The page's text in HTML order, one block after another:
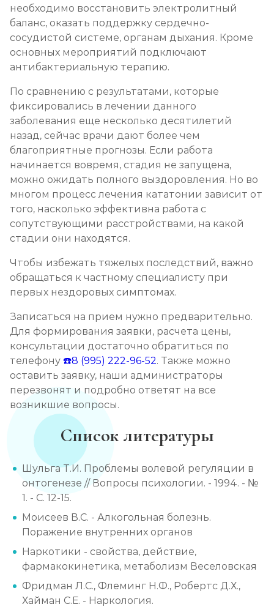
необходимо восстановить электролитный
баланс, оказать поддержку сердечно-
сосудистой системе, органам дыхания. Кроме
основных мероприятий подключают
антибактериальную терапию.
По сравнению с результатами, которые
фиксировались в лечении данного
заболевания еще несколько десятилетий
назад, сейчас врачи дают более чем
благоприятные прогнозы. Если работа
начинается вовремя, стадия не запущена,
можно ожидать полного выздоровления. Но во
многом процесс лечения кататонии зависит от
того, насколько эффективна работа с
сопутствующими расстройствами, на какой
стадии они находятся.
Чтобы избежать тяжелых последствий, важно
обращаться к частному специалисту при
первых нездоровых симптомах.
Записаться на прием нужно предварительно.
Для формирования заявки, расчета цены,
консультации достаточно обратиться по
телефону ☎️8 (995) 222-96-52. Также можно
оставить заявку, наши администраторы
перезвонят и подробно ответят на все
возникшие вопросы.
Список литературы
Шульга Т.И. Проблемы волевой регуляции в
онтогенезе // Вопросы психологии. - 1994. - №
1. - С. 12-15.
Моисеев В.С. - Алкогольная болезнь.
Поражение внутренних органов
Наркотики - свойства, действие,
фармакокинетика, метаболизм Веселовская
Фридман Л.С., Флеминг Н.Ф., Робертс Д.Х.,
Хайман С.Е. - Наркология.